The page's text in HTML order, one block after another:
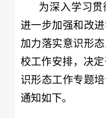
为深入学习贯
进一步加强和改
加力落实意识形
校工作安排，决
识形态工作专题
通知如下。